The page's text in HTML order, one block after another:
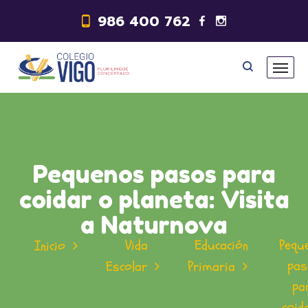
986 400 762
Pequenos pasos para
coidar o planeta: Visita
a Naturnova
Inicio
Vida
Escolar
Educación
Primaria